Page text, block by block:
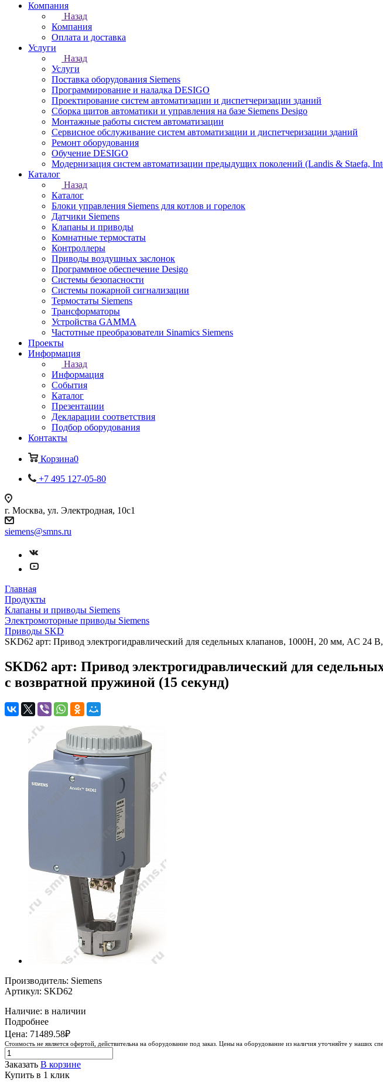
Компания
Назад
Компания
Оплата и доставка
Услуги
Назад
Услуги
Поставка оборудования Siemens
Программирование и наладка DESIGO
Проектирование систем автоматизации и диспетчеризации зданий
Сборка щитов автоматики и управления на базе Siemens Desigo
Монтажные работы систем автоматизации
Сервисное обслуживание систем автоматизации и диспетчеризации зданий
Ремонт оборудования
Обучение DESIGO
Модернизация систем автоматизации предыдущих поколений (Landis & Staefa,
Каталог
Назад
Каталог
Блоки управления Siemens для котлов и горелок
Датчики Siemens
Клапаны и приводы
Комнатные термостаты
Контроллеры
Приводы воздушных заслонок
Программное обеспечение Desigo
Системы безопасности
Системы пожарной сигнализации
Термостаты Siemens
Трансформаторы
Устройства GAMMA
Частотные преобразователи Sinamics Siemens
Проекты
Информация
Назад
Информация
События
Каталог
Презентации
Декларации соответствия
Подбор оборудования
Контакты
Корзина0
+7 495 127-05-80
г. Москва, ул. Электродная, 10с1
siemens@smns.ru
Главная
Продукты
Клапаны и приводы Siemens
Электромоторные приводы Siemens
Приводы SKD
SKD62 арт: Привод электрогидравлический для седельных клапанов, 1000Н, 20 мм, AC 24
SKD62 арт: Привод электрогидравлический для
с возвратной пружиной (15 секунд)
Производитель: Siemens
Артикул: SKD62
Наличие: в наличии
Подробнее
Цена: 71489.58₽
Стоимость не является офертой, действительна на оборудование под заказ. Цены на оборудование из наличия уточняйте у наших
Заказать В корзине
Купить в 1 клик